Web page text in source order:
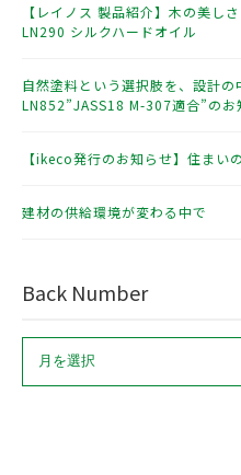
【レイノス 製品紹介】木の美し
LN290 シルクハードオイル
自然塗料という選択肢を、設計
LN852”JASS18 M-307適合”のお
【ikeco発行のお知らせ】住ま
建材の供給環境が変わる中で
Back Number
ア
イ